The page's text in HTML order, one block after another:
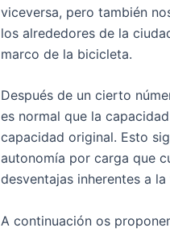
viceversa, pero también
los alrededores de la
marco de la bicicleta.
Después de un cierto
es normal que la
capacidad original. Esto
autonomía por carga que
desventajas inherentes a
A continuación os